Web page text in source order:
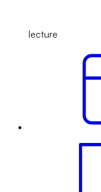
lecture